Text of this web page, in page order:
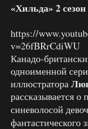
«Хильда» 2
https://
v=26fBRrCdiWU
Канадо-
одноименной
иллюстратора
рассказывается
синеволосой
фантастического